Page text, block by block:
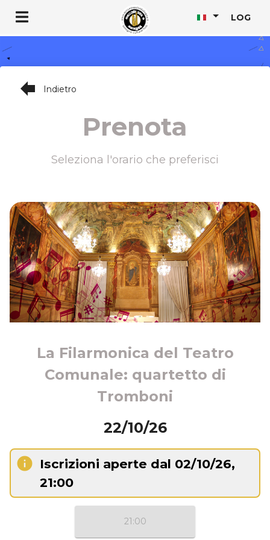
LOG
forward Indietro
Prenota
Seleziona l'orario che preferisci
La Filarmonica del Teatro
Comunale: quartetto di
Tromboni
22/10/26
info Iscrizioni aperte dal 02/10/26,
21:00
21:00